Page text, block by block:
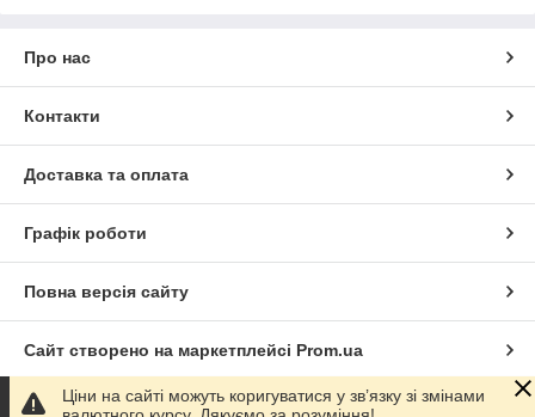
Про нас
Контакти
Доставка та оплата
Графік роботи
Повна версія сайту
Сайт створено на маркетплейсі Prom.ua
Політика конфіденційності
Ціни на сайті можуть коригуватися у зв’язку зі змінами